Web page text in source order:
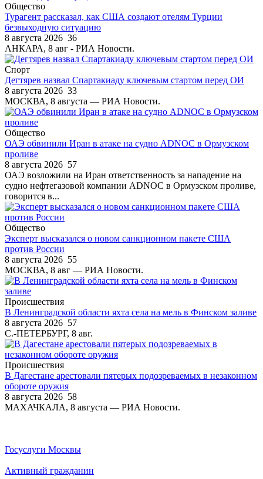
Общество
Турагент рассказал, как США создают отелям Турции
безвыходную ситуацию
8 августа 2026 36
АНКАРА, 8 авг - РИА Новости.
Спорт
Дегтярев назвал Спартакиаду ключевым стартом перед ОИ
8 августа 2026 33
МОСКВА, 8 августа — РИА Новости.
Общество
ОАЭ обвинили Иран в атаке на судно ADNOC в Ормузском
проливе
8 августа 2026 57
ОАЭ возложили на Иран ответственность за нападение на
судно нефтегазовой компании ADNOC в Ормузском проливе,
говорится в...
Общество
Эксперт высказался о новом санкционном пакете США
против России
8 августа 2026 55
МОСКВА, 8 авг — РИА Новости.
Происшествия
В Ленинградской области яхта села на мель в Финском заливе
8 августа 2026 57
С.-ПЕТЕРБУРГ, 8 авг.
Происшествия
В Дагестане арестовали пятерых подозреваемых в незаконном
обороте оружия
8 августа 2026 58
МАХАЧКАЛА, 8 августа — РИА Новости.
Госуслуги Москвы
Активный гражданин